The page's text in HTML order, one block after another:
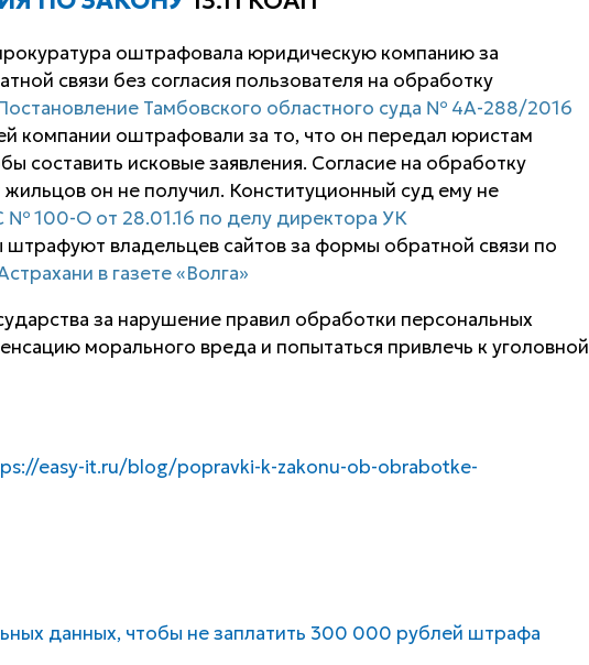
оштрафовала юридическую компанию за
связи без согласия пользователя на обработку
Тамбовского областного суда № 4А-288/2016
компании оштрафовали за то, что он передал юристам
составить исковые заявления. Согласие на обработку
он не получил. Конституционный суд ему не
100-О от 28.01.16 по делу директора УК
штрафуют владельцев сайтов за формы обратной связи по
в газете «Волга»
за нарушение правил обработки персональных
морального вреда и попытаться привлечь к уголовной
easy-it.ru/blog/popravki-k-zakonu-ob-obrabotke-
данных, чтобы не заплатить 300 000 рублей штрафа